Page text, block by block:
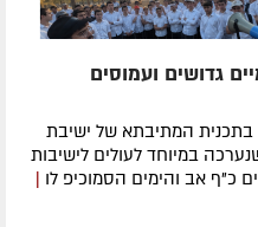
גדושים ועמוסים
בתכנית המתיבתא של ישיבת
במיוחד לעולים לישיבות
כ"ף אב והימים הסמוכיפ לו |